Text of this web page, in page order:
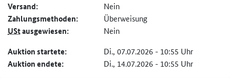
Versand: Nein
Zahlungs­methoden: Überweisung
UStausgewiesen: Nein
Auktion startete: Di., 07.07.2026 - 10:55 Uhr
Auktion endete: Di., 14.07.2026 - 10:55 Uhr